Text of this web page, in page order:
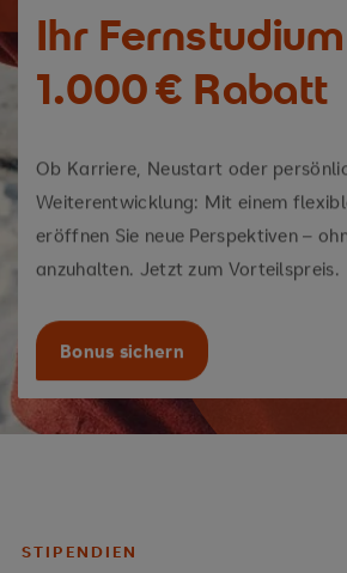
Ihr
1.000 € Rabatt
Ob Karriere, Neustart oder
Weiterentwicklung: Mit einem
eröffnen Sie neue Perspektiven –
anzuhalten. Jetzt zum Vorteilspreis.
Bonus sichern
STIPENDIEN